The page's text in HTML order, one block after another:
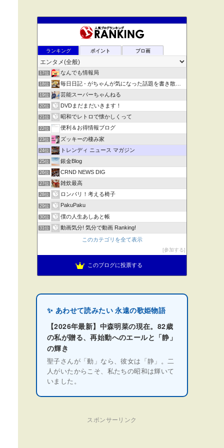
ランキング ポイント ブロ画
17位 なんでも情報局
18位 毎日日記 - がちゃんが気になった話題を書き散らす
19位 芸能スーパーちゃんねる
20位 DVDまだまだいきます！
21位 昭和でレトロで懐かしくって
22位 便利＆お得情報ブログ
23位 ズッキーの棲み家
24位 トレンディ ニュース マガジン
25位 銀金Blog
26位 CRND NEWS DIG
27位 雑炊最高
28位 ロンパリ！考える椅子
29位 PakuPaku
30位 僕の人生あしあと帳
31位 動画気分! 気分で動画 Ranking!
このカテゴリを全て表示
参加する
このブログに投票する
✨ あわせて読みたい 永遠の歌姫物語
【2026年最新】中森明菜の現在。82歳
の私が贈る、再始動へのエールと「静」
の輝き
聖子さんが「動」なら、彼女は「静」。二
人がいたからこそ、私たちの昭和は輝いて
いました。
スポンサーリンク